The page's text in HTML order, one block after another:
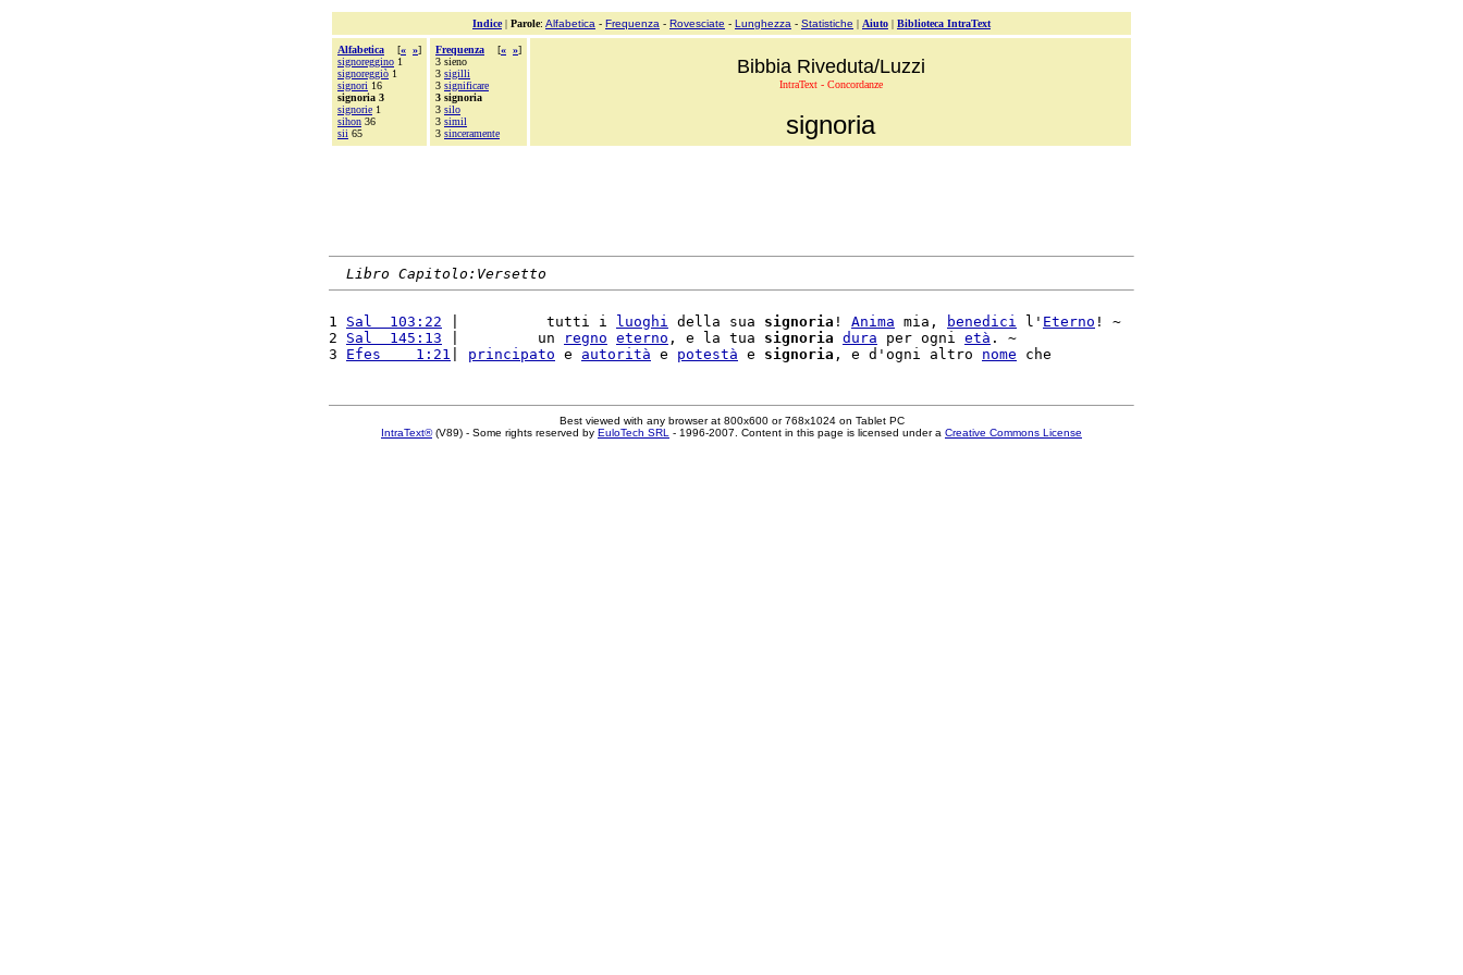
Indice| Parole: Alfabetica - Frequenza - Rovesciate - Lunghezza - Statistiche | Aiuto | Biblioteca IntraText
Alfabetica [« »]
signoreggino 1
signoreggiò 1
signori 16
signoria 3
signorie 1
sihon 36
sii 65
Frequenza [« »]
3 sieno
3 sigilli
3 significare
3 signoria
3 silo
3 simil
3 sinceramente
Bibbia Riveduta/Luzzi
IntraText - Concordanze
signoria
Libro Capitolo:Versetto
1 Sal  103:22 |          tutti i luoghi della sua signoria ! Anima mia, benedici l' Eterno ! ~
2 Sal  145:13 |         un regno eterno , e la tua signoria dura per ogni età . ~
3 Efes    1:21 principato e autorità e potestà e signoria , e d'ogni altro nome
Best viewed with any browser at 800x600 or 768x1024 on Tablet PC
IntraText®(V89) - Some rights reserved by EuloTech SRL - 1996-2007. Content in this page is licensed under a Creative Commons License